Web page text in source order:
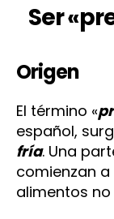
Ser
Origen
El término «
español,
fría. Una
comienzan
alimentos